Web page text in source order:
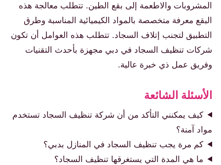
المشروبات والاطعمة إلى بقع الطين. تتطلب معالجة هذه
البقع معرفة متخصصة بالمواد الكيميائية المناسبة وطرق
التطبيق لتجنب إتلاف السجاد. تتطلب هذه العوامل أن تكون
شركات تنظيف السجاد في دبي مجهزة بأحدث التقنيات
وفريق عمل ذي خبرة عالية.
الأسئلة الشائعة
كيف يمكنني التأكد من أن شركة تنظيف السجاد تستخدم
مواد آمنة؟
كم مرة يجب تنظيف السجاد في المنازل بدبي؟
ما هي المدة التي يستغرقها تنظيف السجاد؟